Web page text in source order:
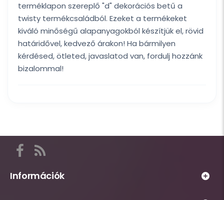
terméklapon szereplő "d" dekorációs betű a
twisty termékcsaládból. Ezeket a termékeket
kiváló minőségű alapanyagokból készítjük el, rövid
határidővel, kedvező árakon! Ha bármilyen
kérdésed, ötleted, javaslatod van, fordulj hozzánk
bizalommal!
találod
Habsziget
Információk